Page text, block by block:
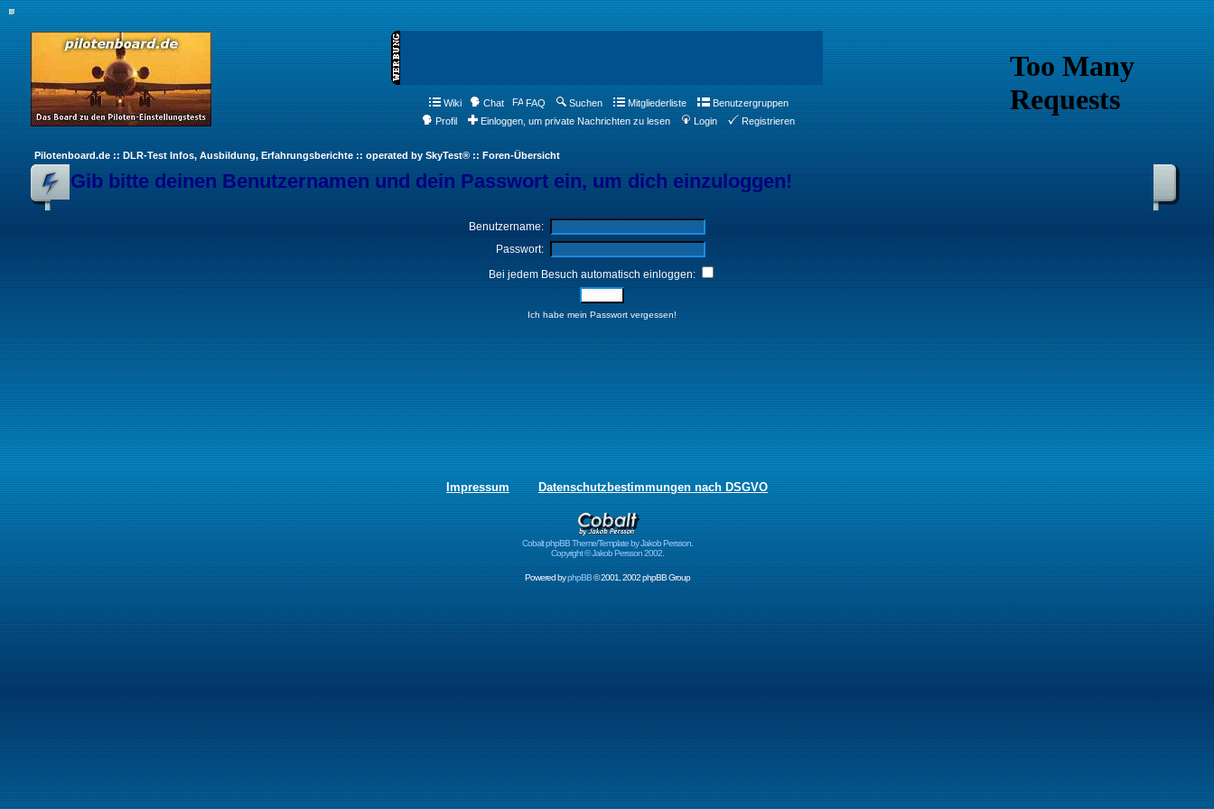
Wiki Chat FAQ Suchen Mitgliederliste
Benutzergruppen
Profil
Einloggen, um private Nachrichten zu lesen Login Registrieren
Pilotenboard.de :: DLR-Test Infos, Ausbildung, Erfahrungsberichte :: operated by SkyTest® :: Foren-Übersicht
Gib bitte deinen Benutzernamen und dein Passwort ein, um dich einzuloggen!
Benutzername:
Passwort:
Bei jedem Besuch automatisch einloggen:
Ich habe mein Passwort vergessen!
Impressum Datenschutzbestimmungen nach DSGVO
Cobalt phpBB Theme/Template by Jakob Persson.
Copyright © Jakob Persson 2002.
Powered byphpBB© 2001, 2002 phpBB Group